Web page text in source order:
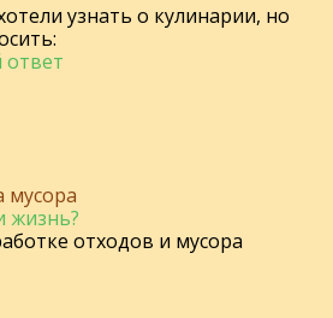
узнать о кулинарии, но
мусора
жизнь?
отходов и мусора